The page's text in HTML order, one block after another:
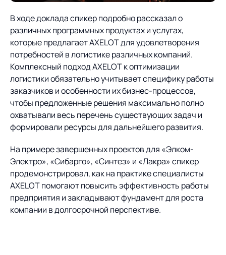
В ходе доклада спикер подробно рассказал о
различных программных продуктах и услугах,
которые предлагает AXELOT для удовлетворения
потребностей в логистике различных компаний.
Комплексный подход AXELOT к оптимизации
логистики обязательно учитывает специфику работы
заказчиков и особенности их бизнес-процессов,
чтобы предложенные решения максимально полно
охватывали весь перечень существующих задач и
формировали ресурсы для дальнейшего развития.
На примере завершенных проектов для «Элком-
Электро», «Сибарго», «Синтез» и «Лакра» спикер
продемонстрировал, как на практике специалисты
AXELOT помогают повысить эффективность работы
предприятия и закладывают фундамент для роста
компании в долгосрочной перспективе.